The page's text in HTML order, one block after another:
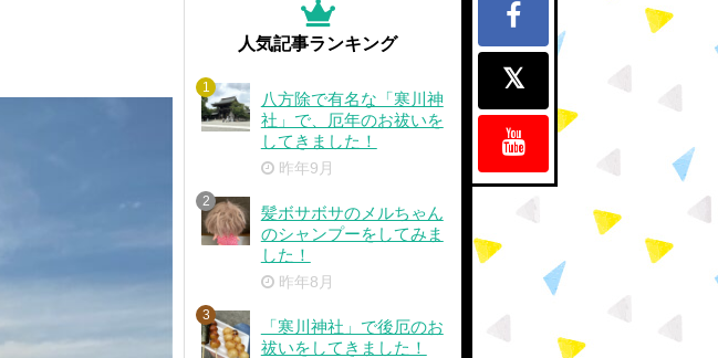
人気記事ランキング
1
八方除で有名な「寒川神
社」で、厄年のお祓いを
してきました！
昨年9月
2
髪ボサボサのメルちゃん
のシャンプーをしてみま
した！
昨年8月
3
「寒川神社」で後厄のお
祓いをしてきました！